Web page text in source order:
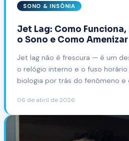
SONO & INSÔNIA
Jet Lag: Como
o Sono e Como Amenizar
Jet lag não é frescura — é um
o relógio interno e o fuso horário
biologia por trás do fenômeno e
06 de abril de 2026